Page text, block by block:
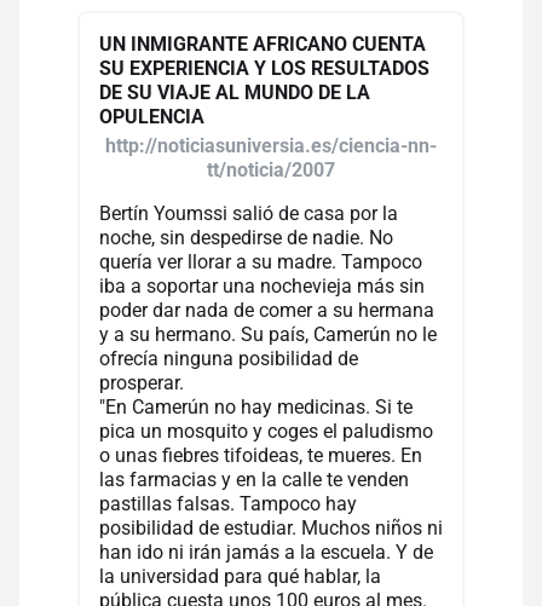
UN INMIGRANTE AFRICANO CUENTA
SU EXPERIENCIA Y LOS RESULTADOS
DE SU VIAJE AL MUNDO DE LA
OPULENCIA
http://noticiasuniversia.es/ciencia-nn-
tt/noticia/2007
Bertín Youmssi salió de casa por la
noche, sin despedirse de nadie. No
quería ver llorar a su madre. Tampoco
iba a soportar una nochevieja más sin
poder dar nada de comer a su hermana
y a su hermano. Su país, Camerún no le
ofrecía ninguna posibilidad de
prosperar.
"En Camerún no hay medicinas. Si te
pica un mosquito y coges el paludismo
o unas fiebres tifoideas, te mueres. En
las farmacias y en la calle te venden
pastillas falsas. Tampoco hay
posibilidad de estudiar. Muchos niños ni
han ido ni irán jamás a la escuela. Y de
la universidad para qué hablar, la
pública cuesta unos 100 euros al mes.